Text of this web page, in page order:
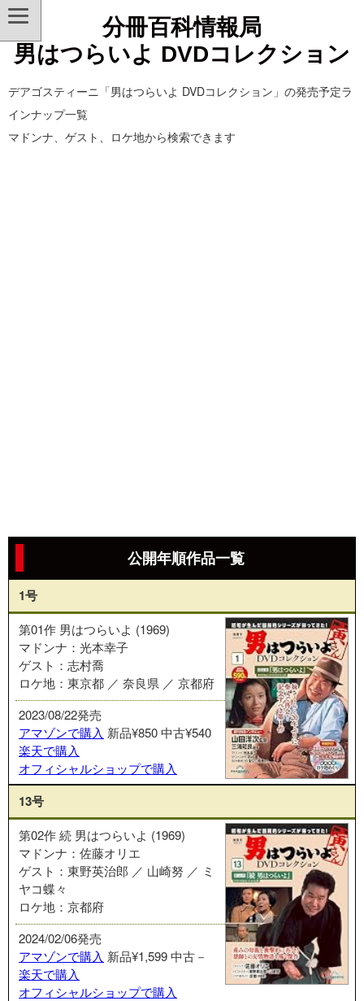
分冊百科情報局
男はつらいよ DVDコレクション
デアゴスティーニ「男はつらいよ DVDコレクション」の発売予定ラ
インナップ一覧
マドンナ、ゲスト、ロケ地から検索できます
公開年順作品一覧
1号
第01作 男はつらいよ (1969)
マドンナ：光本幸子
ゲスト：志村喬
ロケ地：東京都 ／ 奈良県 ／ 京都府
2023/08/22発売
アマゾンで購入 新品¥850中古¥540
楽天で購入
オフィシャルショップで購入
13号
第02作 続 男はつらいよ (1969)
マドンナ：佐藤オリエ
ゲスト：東野英治郎 ／ 山崎努 ／ ミ
ヤコ蝶々
ロケ地：京都府
2024/02/06発売
アマゾンで購入 新品¥1,599中古－
楽天で購入
オフィシャルショップで購入